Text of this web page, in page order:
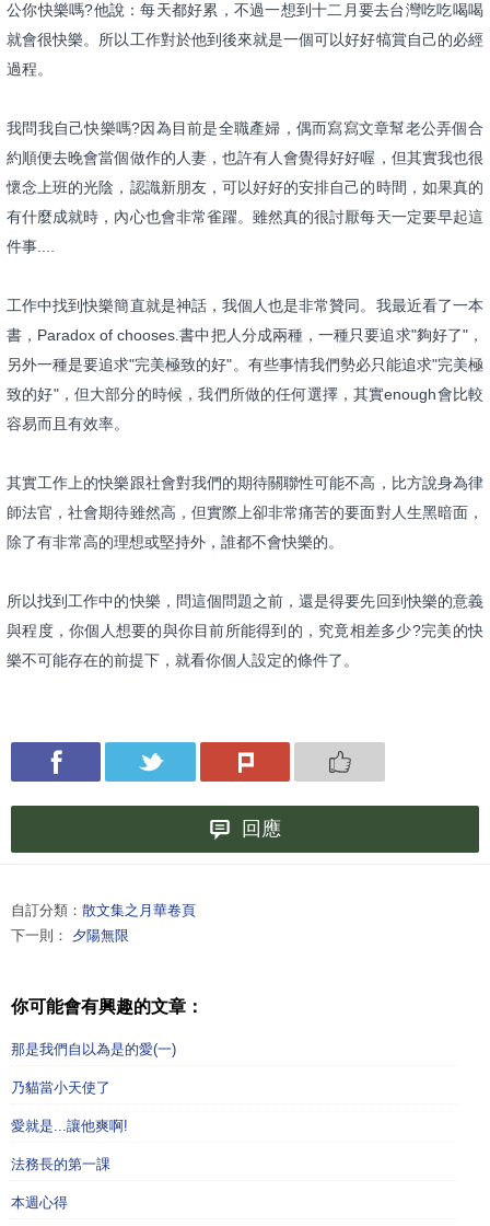
公你快樂嗎?他說：每天都好累，不過一想到十二月要去台灣吃吃喝喝
就會很快樂。所以工作對於他到後來就是一個可以好好犒賞自己的必經
過程。
我問我自己快樂嗎?因為目前是全職產婦，偶而寫寫文章幫老公弄個合
約順便去晚會當個做作的人妻，也許有人會覺得好好喔，但其實我也很
懷念上班的光陰，認識新朋友，可以好好的安排自己的時間，如果真的
有什麼成就時，內心也會非常雀躍。雖然真的很討厭每天一定要早起這
件事....
工作中找到快樂簡直就是神話，我個人也是非常贊同。我最近看了一本
書，Paradox of chooses.書中把人分成兩種，一種只要追求"夠好了"，
另外一種是要追求"完美極致的好"。有些事情我們勢必只能追求"完美極
致的好"，但大部分的時候，我們所做的任何選擇，其實enough會比較
容易而且有效率。
其實工作上的快樂跟社會對我們的期待關聯性可能不高，比方說身為律
師法官，社會期待雖然高，但實際上卻非常痛苦的要面對人生黑暗面，
除了有非常高的理想或堅持外，誰都不會快樂的。
所以找到工作中的快樂，問這個問題之前，還是得要先回到快樂的意義
與程度，你個人想要的與你目前所能得到的，究竟相差多少?完美的快
樂不可能存在的前提下，就看你個人設定的條件了。
回應
自訂分類： 散文集之月華卷頁
下一則： 夕陽無限
你可能會有興趣的文章：
那是我們自以為是的愛(一)
乃貓當小天使了
愛就是...讓他爽啊!
法務長的第一課
本週心得